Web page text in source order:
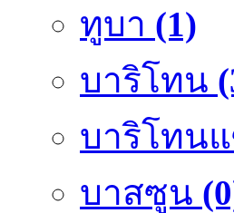
ทูบา (1)
บาริโทน
บาริโทน
บาสซูน